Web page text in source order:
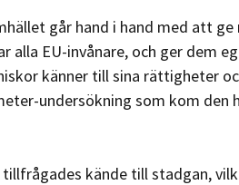
går hand i hand med att
alla EU-invånare, och ger dem
känner till sina rättigheter
undersökning som kom den
kände till stadgan,